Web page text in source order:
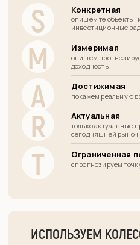
S Конкретная
опишем те объекты,
инвестиционные
M Измеримая
опишем
доходность
A Достижимая
покажем реальную
R Актуальная
только актуальные
сегодняшней
T Ограниченная
спрогнозируем
ИСПОЛЬЗУЕМ